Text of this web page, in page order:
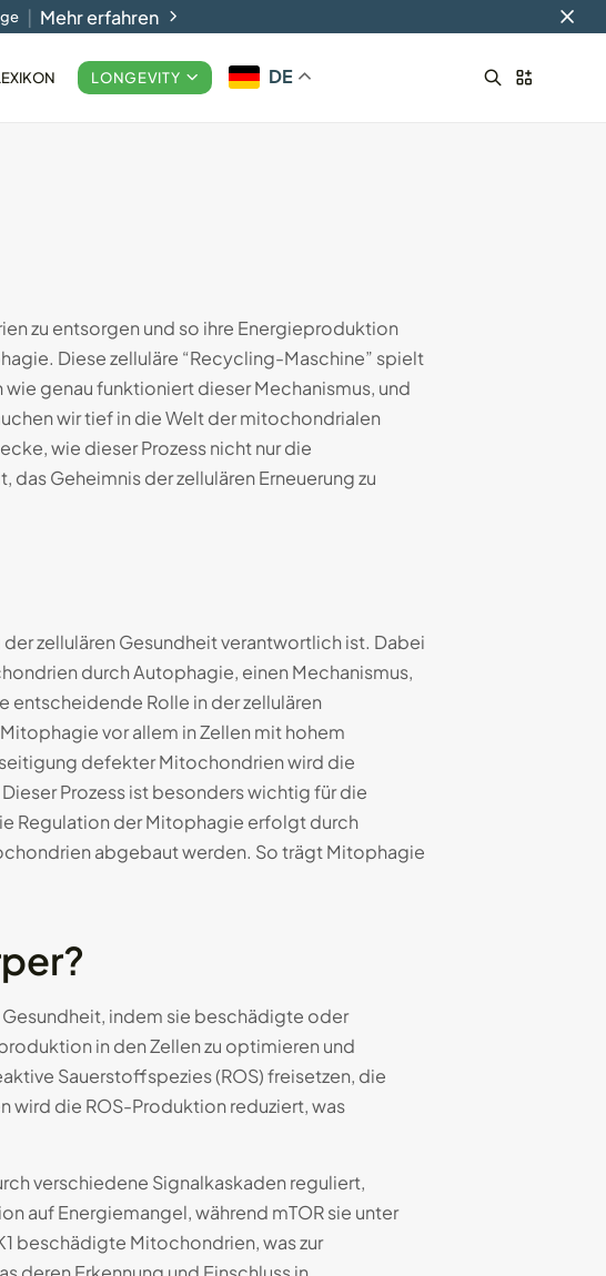
Mehr erfahren
LONGEVITY DE
zu entsorgen und so ihre Energieproduktion
Diese zelluläre “Recycling-Maschine” spielt
genau funktioniert dieser Mechanismus, und
wir tief in die Welt der mitochondrialen
wie dieser Prozess nicht nur die
Geheimnis der zellulären Erneuerung zu
zellulären Gesundheit verantwortlich ist. Dabei
durch Autophagie, einen Mechanismus,
Rolle in der zellulären
vor allem in Zellen mit hohem
defekter Mitochondrien wird die
Prozess ist besonders wichtig für die
Regulation der Mitophagie erfolgt durch
abgebaut werden. So trägt Mitophagie
indem sie beschädigte oder
in den Zellen zu optimieren und
Sauerstoffspezies (ROS) freisetzen, die
wird die ROS-Produktion reduziert, was
verschiedene Signalkaskaden reguliert,
auf Energiemangel, während mTOR sie unter
beschädigte Mitochondrien, was zur